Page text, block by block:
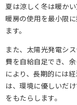
夏は涼しく冬は暖か
暖房の使用を最小限
ます。
また、太陽光発電シ
費を自給自足でき、
により、長期的には
は、環境に優しいだ
をもたらします。